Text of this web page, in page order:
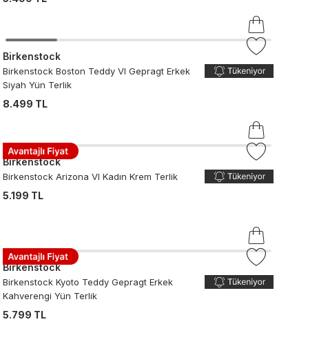
Birkenstock
Birkenstock Boston Teddy Vl Gepragt Erkek
Siyah Yün Terlik
8.499 TL
Birkenstock
Birkenstock Arizona Vl Kadın Krem Terlik
5.199 TL
Birkenstock
Birkenstock Kyoto Teddy Gepragt Erkek
Kahverengi Yün Terlik
5.799 TL